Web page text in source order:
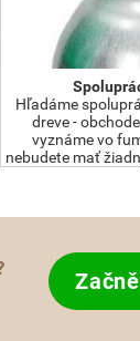
Hľadáme
dreve -
vyznáme vo
nebudete mať